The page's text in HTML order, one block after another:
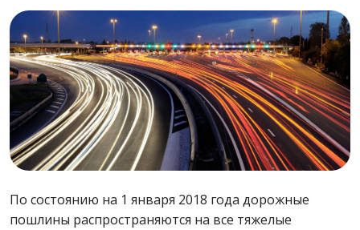
По состоянию на 1 января 2018 года дорожные
пошлины распространяются на все тяжелые